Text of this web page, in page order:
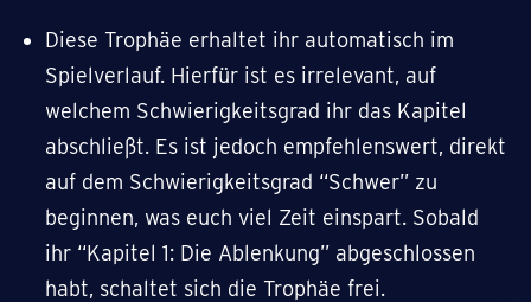
Diese Trophäe erhaltet ihr automatisch im
Spielverlauf. Hierfür ist es irrelevant, auf
welchem Schwierigkeitsgrad ihr das Kapitel
abschließt. Es ist jedoch empfehlenswert, direkt
auf dem Schwierigkeitsgrad “Schwer” zu
beginnen, was euch viel Zeit einspart. Sobald
ihr “Kapitel 1: Die Ablenkung” abgeschlossen
habt, schaltet sich die Trophäe frei.